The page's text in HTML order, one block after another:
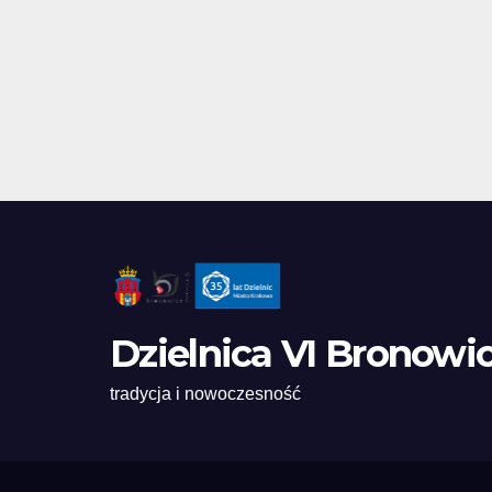
Dzielnica VI
tradycja i nowoczesność